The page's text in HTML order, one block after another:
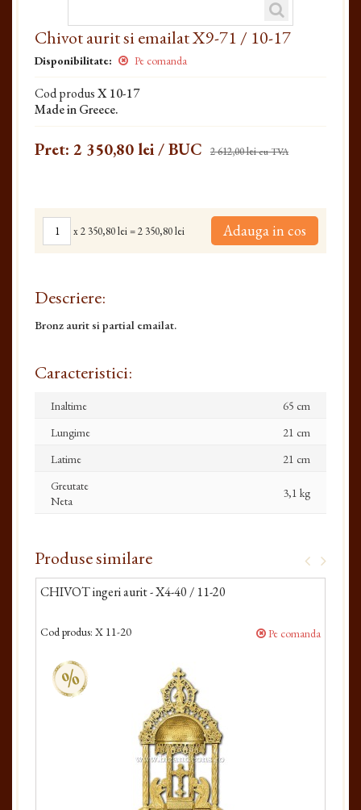
Chivot aurit si emailat X9-71 / 10-17
Disponibilitate: Pe comanda
Cod produsX 10-17
Made in Greece.
Pret: 2 350,80 lei/ BUC 2 612,00 leicu TVA
x2 350,80 lei=2 350,80 lei Adauga in cos
Descriere:
Bronz aurit si partial emailat.
Caracteristici:
Inaltime
65 cm
Lungime
21 cm
Latime
21 cm
Greutate
Neta
3,1 kg
Produse similare
CHIVOT ingeri aurit - X4-40 / 11-20
Cod produs: X 11-20 Pe comanda
%